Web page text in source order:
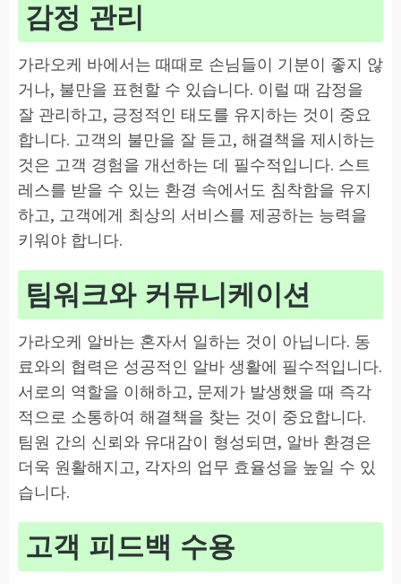
감정 관리
가라오케 바에서는 때때로 손님들이 기분이 좋지 않
거나, 불만을 표현할 수 있습니다. 이럴 때 감정을
잘 관리하고, 긍정적인 태도를 유지하는 것이 중요
합니다. 고객의 불만을 잘 듣고, 해결책을 제시하는
것은 고객 경험을 개선하는 데 필수적입니다. 스트
레스를 받을 수 있는 환경 속에서도 침착함을 유지
하고, 고객에게 최상의 서비스를 제공하는 능력을
키워야 합니다.
팀워크와 커뮤니케이션
가라오케 알바는 혼자서 일하는 것이 아닙니다. 동
료와의 협력은 성공적인 알바 생활에 필수적입니다.
서로의 역할을 이해하고, 문제가 발생했을 때 즉각
적으로 소통하여 해결책을 찾는 것이 중요합니다.
팀원 간의 신뢰와 유대감이 형성되면, 알바 환경은
더욱 원활해지고, 각자의 업무 효율성을 높일 수 있
습니다.
고객 피드백 수용